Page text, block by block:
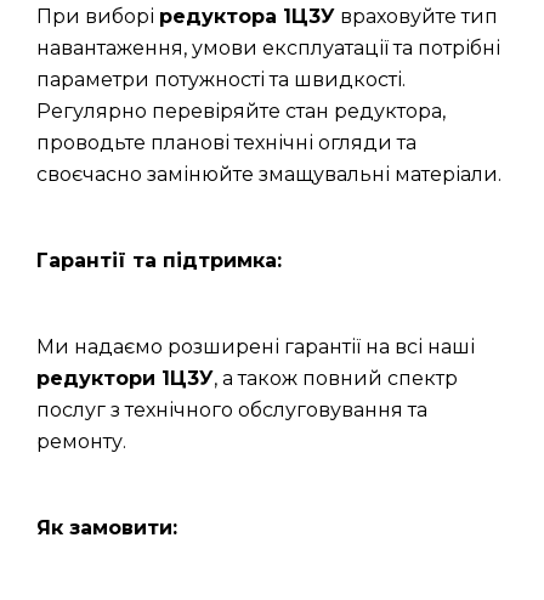
При виборі редуктора 1Ц3У враховуйте тип
навантаження, умови експлуатації та потрібні
параметри потужності та швидкості.
Регулярно перевіряйте стан редуктора,
проводьте планові технічні огляди та
своєчасно замінюйте змащувальні матеріали.
Гарантії та підтримка:
Ми надаємо розширені гарантії на всі наші
редуктори 1Ц3У, а також повний спектр
послуг з технічного обслуговування та
ремонту.
Як замовити: